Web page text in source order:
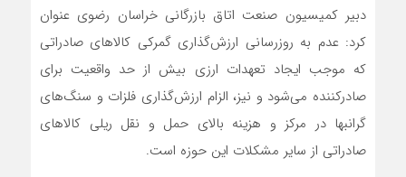
دبیر کمیسیون صنعت اتاق بازرگانی خراسان رضوی عنوان
کرد: عدم به روزرسانی ارزش‌گذاری گمرکی کالا‌های صادراتی
که موجب ایجاد تعهدات ارزی بیش از حد واقعیت برای
صادرکننده می‌شود و نیز، الزام ارزش‌گذاری فلزات و سنگ‌‎های
گرانبها در مرکز و هزینه بالای حمل و نقل ریلی کالا‌های
صادراتی از سایر مشکلات این حوزه است.